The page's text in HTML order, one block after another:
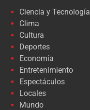
Ciencia y Tecnología
Clima
Cultura
Deportes
Economía
Entretenimiento
Espectáculos
Locales
Mundo